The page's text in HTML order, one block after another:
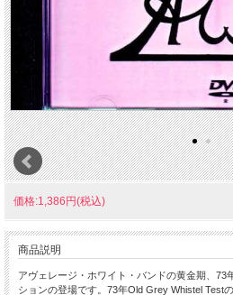
価格:1,386円(税込)
商品説明
アヴェレージ・ホワイト・バンドの黄金期、73
ションの登場です。73年Old Grey Whistel Test